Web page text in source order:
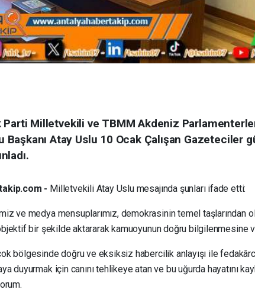
Parti Milletvekili ve TBMM Akdeniz
Başkanı Atay Uslu 10 Ocak Çalışan Gazeteciler
- Milletvekili Atay Uslu mesajında şunları ifade etti:
ve medya mensuplarımız, demokrasinin temel taşlarından
bir şekilde aktararak kamuoyunun doğru bilgilenmesine
bölgesinde doğru ve eksiksiz habercilik anlayışı ile
duyurmak için canını tehlikeye atan ve bu uğurda hayatını